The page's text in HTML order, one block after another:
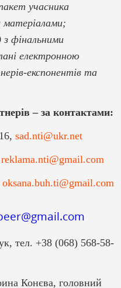
учасника
матеріалами;
з фінальними
електронною
експонентів та
– за контактами:
sad.nti@ukr.net
reklama.nti@gmail.com
oksana.buh.ti@gmail.com
тел. +38 (068) 568-58-
Конєва, головний